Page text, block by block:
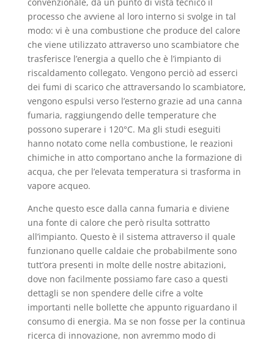
convenzionale, da un punto di vista tecnico il
processo che avviene al loro interno si svolge in tal
modo: vi è una combustione che produce del calore
che viene utilizzato attraverso uno scambiatore che
trasferisce l’energia a quello che è l’impianto di
riscaldamento collegato. Vengono perciò ad esserci
dei fumi di scarico che attraversando lo scambiatore,
vengono espulsi verso l’esterno grazie ad una canna
fumaria, raggiungendo delle temperature che
possono superare i 120°C. Ma gli studi eseguiti
hanno notato come nella combustione, le reazioni
chimiche in atto comportano anche la formazione di
acqua, che per l’elevata temperatura si trasforma in
vapore acqueo.
Anche questo esce dalla canna fumaria e diviene
una fonte di calore che però risulta sottratto
all’impianto. Questo è il sistema attraverso il quale
funzionano quelle caldaie che probabilmente sono
tutt’ora presenti in molte delle nostre abitazioni,
dove non facilmente possiamo fare caso a questi
dettagli se non spendere delle cifre a volte
importanti nelle bollette che appunto riguardano il
consumo di energia. Ma se non fosse per la continua
ricerca di innovazione, non avremmo modo di